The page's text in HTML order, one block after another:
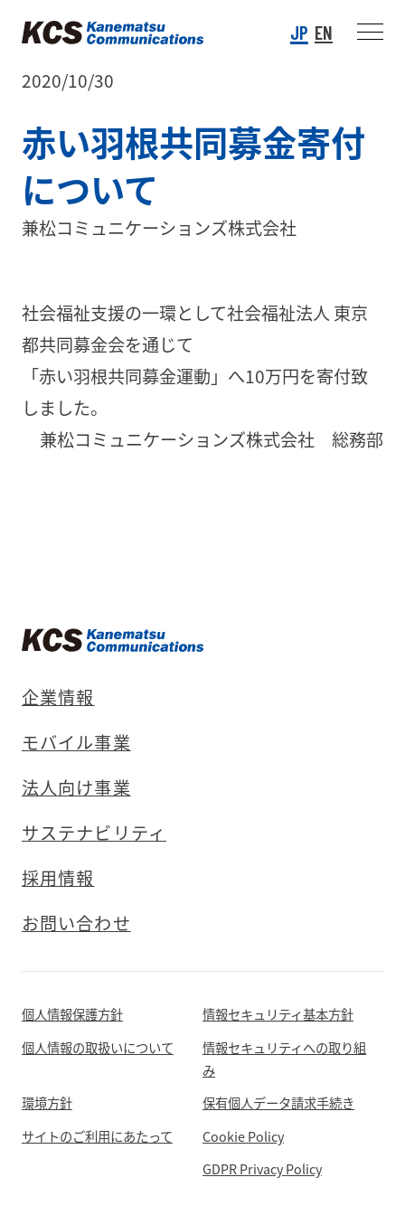
JP EN
2020/10/30
赤い羽根共同募金寄付
について
兼松コミュニケーションズ株式会社
社会福祉支援の一環として社会福祉法人 東京
都共同募金会を通じて
「赤い羽根共同募金運動」へ10万円を寄付致
しました。
兼松コミュニケーションズ株式会社 総務部
企業情報
モバイル事業
法人向け事業
サステナビリティ
採用情報
お問い合わせ
個人情報保護方針
情報セキュリティ基本方針
個人情報の取扱いについて
情報セキュリティへの取り組
み
環境方針
保有個人データ請求手続き
サイトのご利用にあたって
Cookie Policy
GDPR Privacy Policy